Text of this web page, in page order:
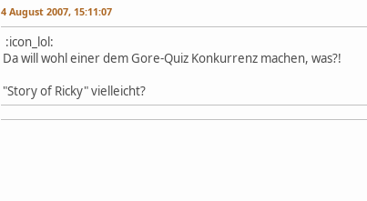
4 August 2007, 15:11:07
:icon_lol:
Da will wohl einer dem Gore-Quiz Konkurrenz machen, was?!
"Story of Ricky" vielleicht?